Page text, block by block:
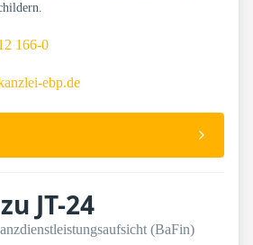
166-0
ebp.de
JT-24
(BaFin)